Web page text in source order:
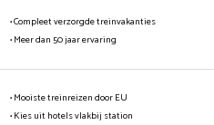
• Compleet verzorgde treinvakanties
• Meer dan 50 jaar ervaring
• Mooiste treinreizen door EU
• Kies uit hotels vlakbij station